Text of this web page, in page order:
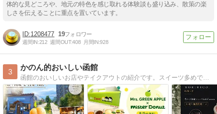
体的な見どころや、地元の特色を感じ取れる体験談も盛り込み、散策の楽
しさを伝えることに重点を置いています。
1208477 19
週間IN:212 週間OUT:408 月間IN:928
3
かのん的おいしい函館
函館のおいしいお店やテイクアウトの紹介です。スイーツ多めです。